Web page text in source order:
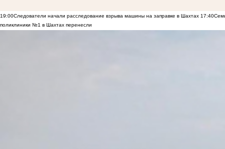
19:00Следователи начали расследование взрыва машины на заправке в Шахтах 17:40
поликлиники №1 в Шахтах перенесли